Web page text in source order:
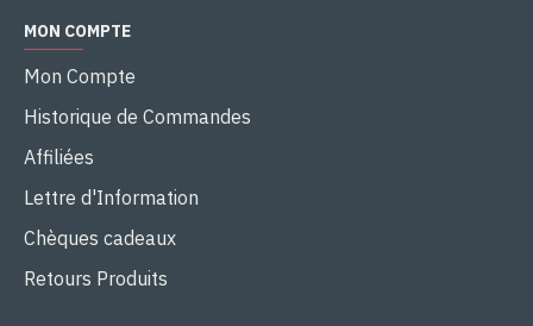
MON COMPTE
Mon Compte
Historique de Commandes
Affiliées
Lettre d'Information
Chèques cadeaux
Retours Produits